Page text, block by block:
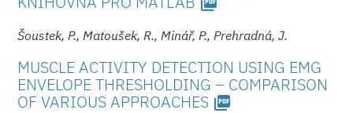
Šoustek, P., Matoušek, R., Minář, P., Prehradná, J.
MUSCLE ACTIVITY DETECTION USING EMG
ENVELOPE THRESHOLDING – COMPARISON
OF VARIOUS APPROACHES picture_as_pdf